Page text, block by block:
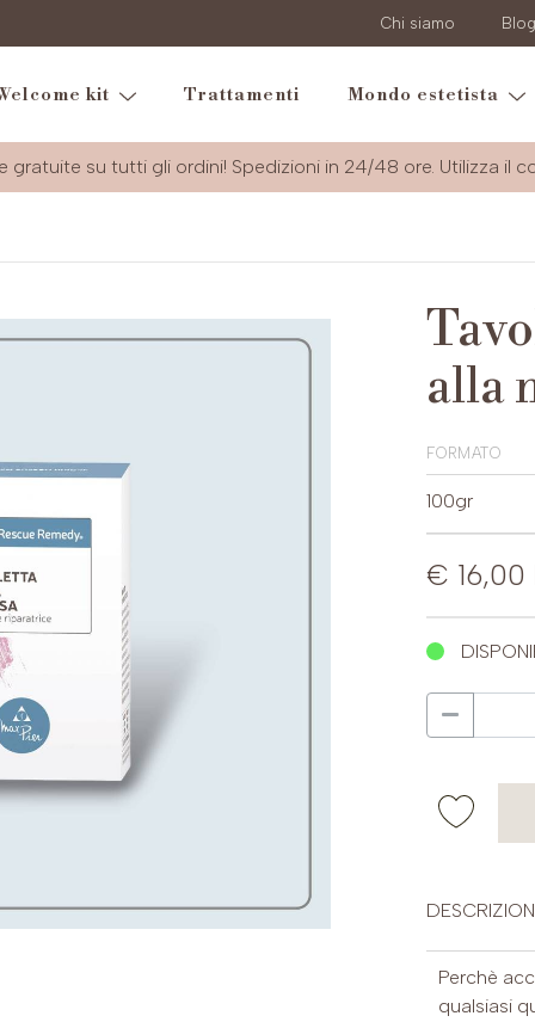
Chi siamo Blog
Welcome kit Trattamenti Mondo estetista
gratuite su tutti gli ordini! Spedizioni in 24/48 ore. Utilizza il
alla
formato
100gr
€ 16,00
Perchè
qualsiasi